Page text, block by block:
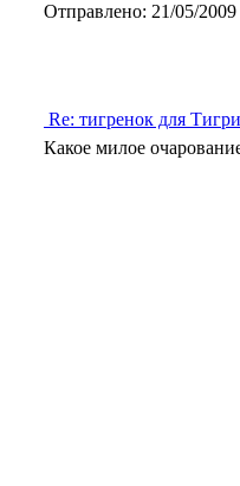
Отправлено: 21/05/
Re: тигренок для
Какое милое